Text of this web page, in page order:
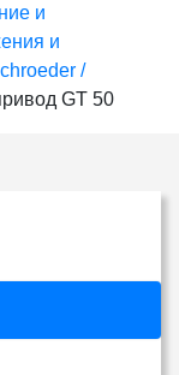
и
и
/
GT 50